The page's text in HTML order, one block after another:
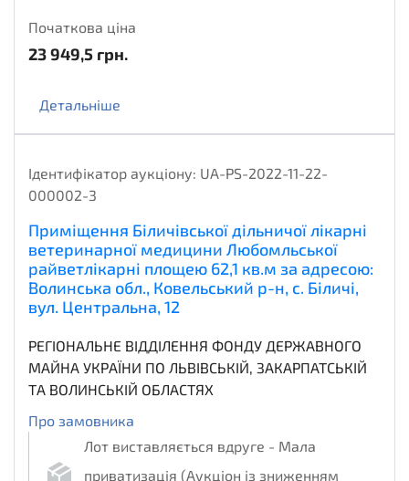
Початкова ціна
23 949,5 грн.
Детальніше
Ідентифікатор аукціону: UA-PS-2022-11-22-
000002-3
Приміщення Біличівської дільничої лікарні
ветеринарної медицини Любомльської
райветлікарні площею 62,1 кв.м за адресою:
Волинська обл., Ковельський р-н, с. Біличі,
вул. Центральна, 12
РЕГІОНАЛЬНЕ ВІДДІЛЕННЯ ФОНДУ ДЕРЖАВНОГО
МАЙНА УКРАЇНИ ПО ЛЬВІВСЬКІЙ, ЗАКАРПАТСЬКІЙ
ТА ВОЛИНСЬКІЙ ОБЛАСТЯХ
Про замовника
Лот виставляється вдруге - Мала
приватизація (Аукціон із зниженням